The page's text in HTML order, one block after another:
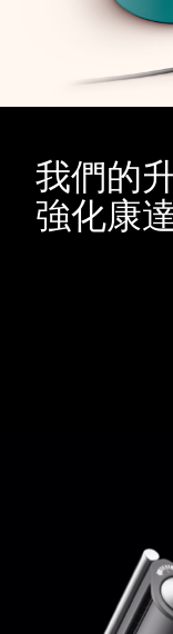
我們的
強化康